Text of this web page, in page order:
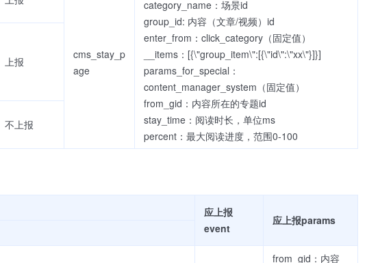
cms_stay_p
age
category_name：场景id
group_id: 内容（文章/视频）id
enter_from：click_category（固定值）
__items：[{\"group_item\":[{\"id\":\"xx\"}]}]
params_for_special：
content_manager_system（固定值）
from_gid：内容所在的专题id
stay_time：阅读时长，单位ms
percent：最大阅读进度，范围0-100
上报
不上报
应上报
event
应上报params
from_gid：内容